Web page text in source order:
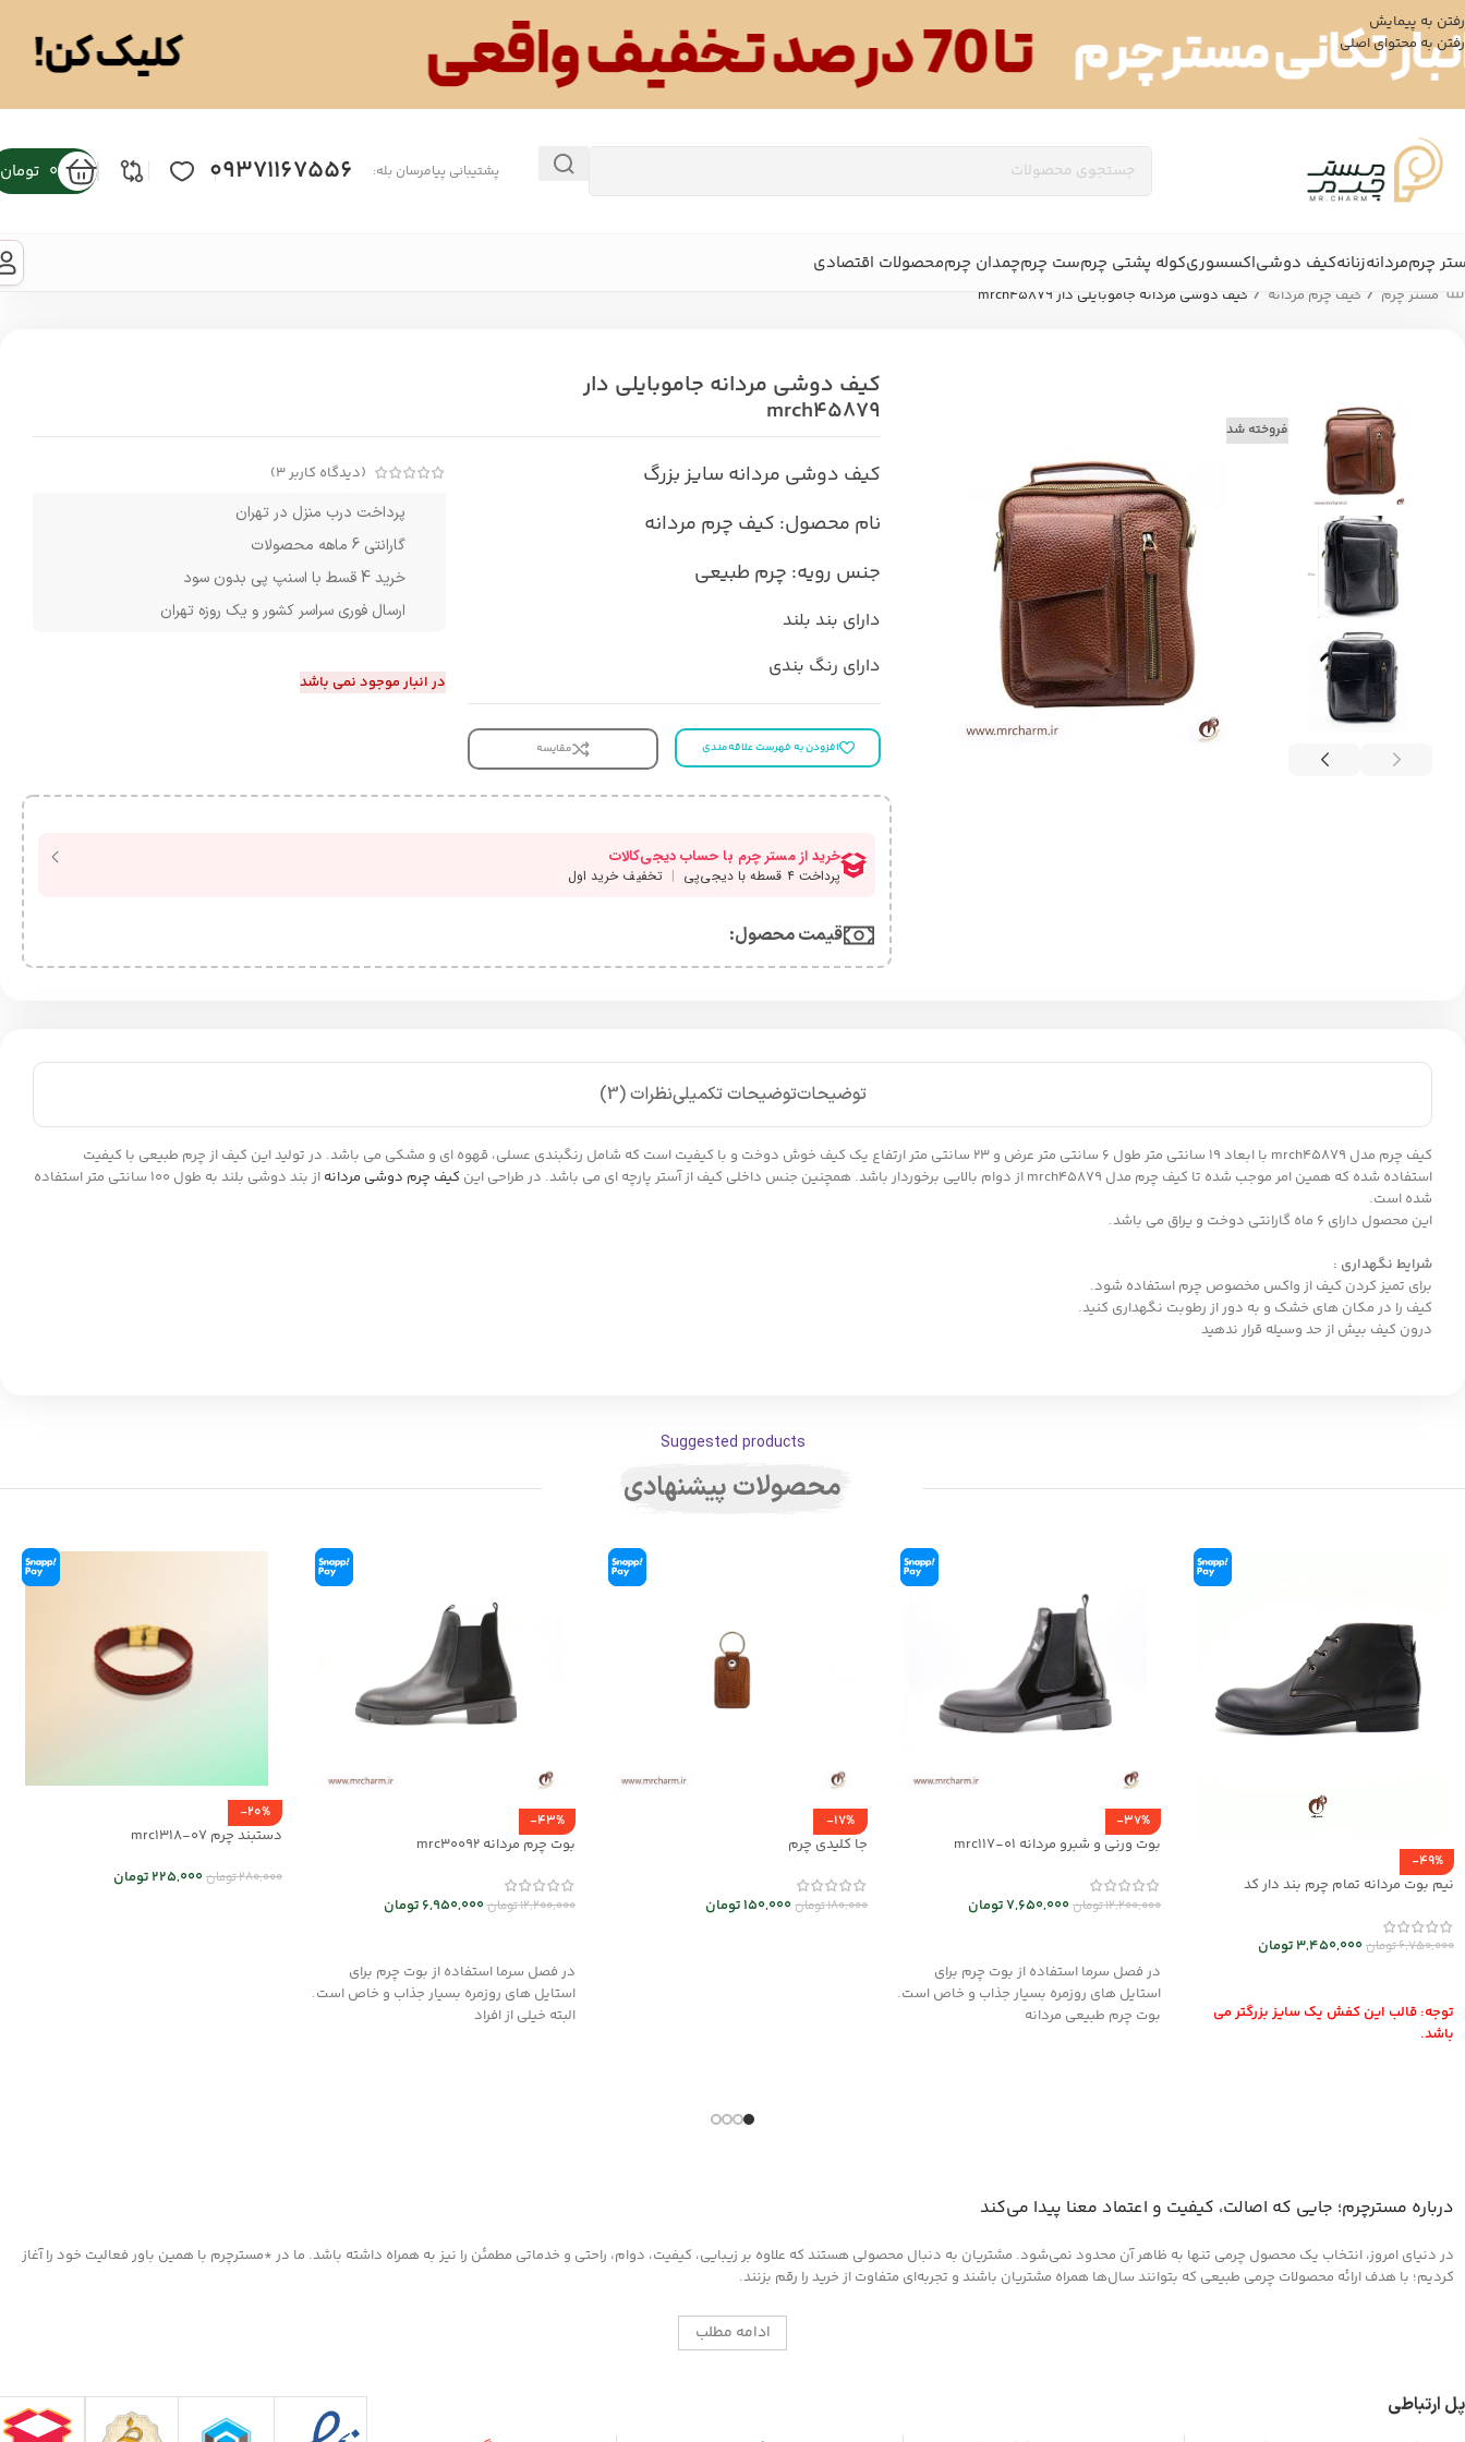
رفتن به پیمایش
رفتن به محتوای اصلی
پشتیبانی پیامرسان بله: 09371167556
0 تومان
چرممردانهزنانهکیف دوشیاکسسوریکوله پشتی چرمست چرمچمدان چرممحصولات اقتصادی
مستر چرم / کیف چرم مردانه / کیف دوشی مردانه جاموبایلی دار mrch45879
فروخته شد
کیف دوشی مردانه جاموبایلی دار
mrch45879
کیف دوشی مردانه سایز بزرگ
نام محصول: کیف چرم مردانه
جنس رویه: چرم طبیعی
دارای بند بلند
دارای رنگ بندی
افزودن به فهرست علاقه‌مندی مقایسه
(دیدگاه کاربر3
)
پرداخت درب منزل در تهران
گارانتی 6 ماهه محصولات
خرید 4 قسط با اسنپ پی بدون سود
ارسال فوری سراسر کشور و یک روزه تهران
در انبار موجود نمی باشد
قیمت محصول:​
توضیحاتتوضیحات تکمیلینظرات (3)
کیف چرم مدل mrch45879 با ابعاد 19 سانتی متر طول 6 سانتی متر عرض و 23 سانتی متر ارتفاع یک کیف خوش دوخت و با کیفیت است که شامل رنگبندی عسلی، قهوه ای و مشکی می باشد. در تولید این کیف از چرم طبیعی با کیفیت
استفاده شده که همین امر موجب شده تا کیف چرم مدل mrch45879 از دوام بالایی برخوردار باشد. همچنین جنس داخلی کیف از آستر پارچه ای می باشد. در طراحی این
کیف چرم دوشی مردانه
از بند دوشی بلند به طول 100 سانتی متر استفاده
شده است.
این محصول دارای 6 ماه گارانتی دوخت و یراق می باشد.
شرایط نگهداری :
برای تمیز کردن کیف از واکس مخصوص چرم استفاده شود.
کیف را در مکان های خشک و به دور از رطوبت نگهداری کنید.
درون کیف بیش از حد وسیله قرار ندهید
Suggested products
محصولات پیشنهادی
-49%
نیم بوت مردانه تمام چرم بند دار کد
6,750,000تومان3,450,000تومان
توجه: قالب این کفش یک سایز بزرگتر می
باشد.
-37%
بوت ورنی و شبرو مردانه mrc117-01
12,200,000تومان7,650,000تومان
در فصل سرما استفاده از بوت چرم برای
استایل های روزمره بسیار جذاب و خاص است.
بوت چرم طبیعی مردانه
-17%
جا کلیدی چرم
180,000تومان150,000تومان
-43%
بوت چرم مردانه mrc30092
12,200,000تومان6,950,000 تومان
در فصل سرما استفاده از بوت چرم برای
استایل های روزمره بسیار جذاب و خاص است.
البته خیلی از افراد
-20%
دستبند چرم mrc1318-07
280,000تومان225,000تومان
درباره مسترچرم؛ جایی که اصالت، کیفیت و اعتماد معنا پیدا می‌کند
در دنیای امروز، انتخاب یک محصول چرمی تنها به ظاهر آن محدود نمی‌شود. مشتریان به دنبال محصولی هستند که علاوه بر زیبایی، کیفیت، دوام، راحتی و خدماتی مطمئن را نیز به همراه داشته باشد. ما در *مسترچرم با همین باور فعالیت خود را آغاز
کردیم؛ با هدف ارائه محصولات چرمی طبیعی که بتوانند سال‌ها همراه مشتریان باشند و تجربه‌ای متفاوت از خرید را رقم بزنند.
ادامه مطلب
پل ارتباطی